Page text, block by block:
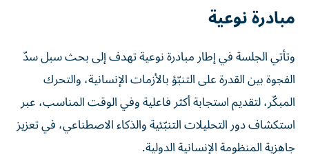
مبادرة نوعية
وتأتي الجلسة في إطار مبادرة نوعية تهدف إلى بحث سبل سدّ
الفجوة بين القدرة على التنبّؤ بالأزمات الإنسانية، والتحرك
المبكّر، لتقديم استجابة أكثر فاعلية وفي الوقت المناسب، عبر
استكشاف دور التحليلات التنبّئية والذكاء الاصطناعي، في تعزيز
جاهزية المنظومة الإنسانية الدولية.